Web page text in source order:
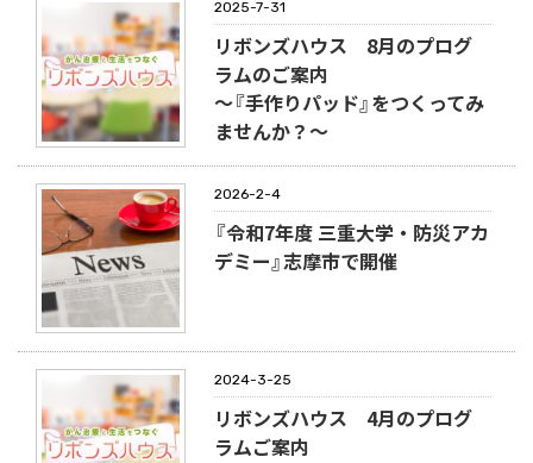
2025-7-31
リボンズハウス 8月のプログ
ラムのご案内
～『手作りパッド』をつくってみ
ませんか？～
2026-2-4
『令和7年度 三重大学・防災アカ
デミー』志摩市で開催
2024-3-25
リボンズハウス 4月のプログ
ラムご案内